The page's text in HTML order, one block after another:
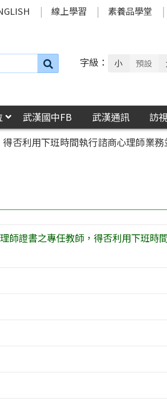
線上學習 素養品學堂
搜
字級： 小 預設
武漢國中FB 武漢通訊
訪
否利用下班時間執行諮商心理師業
師證書之專任教師，得否利用下班時